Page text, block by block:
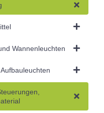
Wannenleuchten